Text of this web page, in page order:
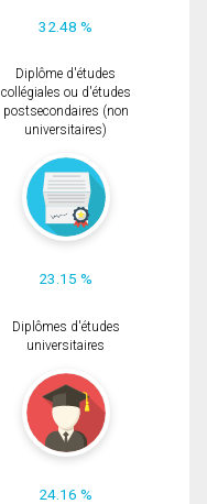
32.48 %
Diplôme d'études
collégiales ou d'études
postsecondaires (non
universitaires)
23.15 %
Diplômes d'études
universitaires
24.16 %